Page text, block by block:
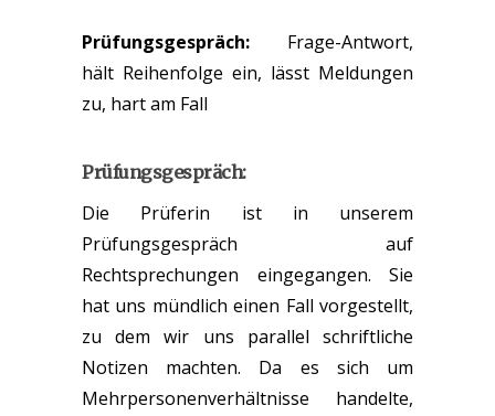
Prüfungsgespräch: Frage-Antwort,
hält Reihenfolge ein, lässt Meldungen
zu, hart am Fall
Prüfungsgespräch:
Die Prüferin ist in unserem
Prüfungsgespräch auf
Rechtsprechungen eingegangen. Sie
hat uns mündlich einen Fall vorgestellt,
zu dem wir uns parallel schriftliche
Notizen machten. Da es sich um
Mehrpersonenverhältnisse handelte,